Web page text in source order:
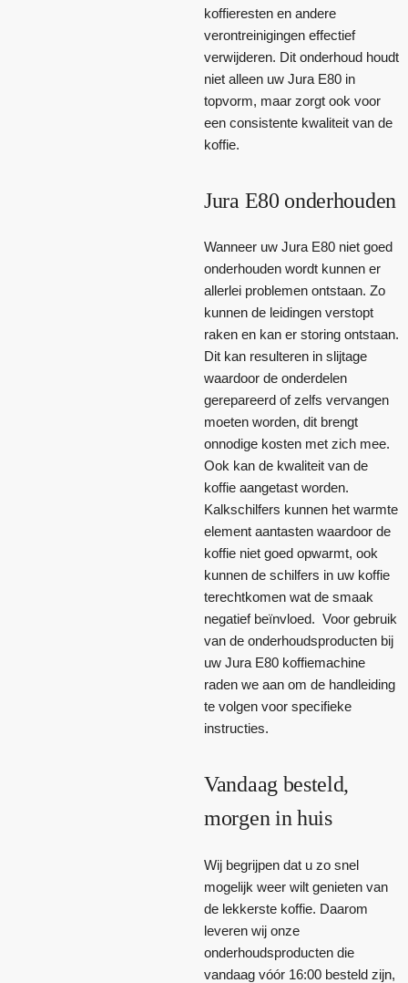
koffieresten en andere
verontreinigingen effectief
verwijderen. Dit onderhoud houdt
niet alleen uw Jura E80 in
topvorm, maar zorgt ook voor
een consistente kwaliteit van de
koffie.
Jura E80 onderhouden
Wanneer uw Jura E80 niet goed
onderhouden wordt kunnen er
allerlei problemen ontstaan. Zo
kunnen de leidingen verstopt
raken en kan er storing ontstaan.
Dit kan resulteren in slijtage
waardoor de onderdelen
gerepareerd of zelfs vervangen
moeten worden, dit brengt
onnodige kosten met zich mee.
Ook kan de kwaliteit van de
koffie aangetast worden.
Kalkschilfers kunnen het warmte
element aantasten waardoor de
koffie niet goed opwarmt, ook
kunnen de schilfers in uw koffie
terechtkomen wat de smaak
negatief beïnvloed. Voor gebruik
van de onderhoudsproducten bij
uw Jura E80 koffiemachine
raden we aan om de handleiding
te volgen voor specifieke
instructies.
Vandaag besteld,
morgen in huis
Wij begrijpen dat u zo snel
mogelijk weer wilt genieten van
de lekkerste koffie. Daarom
leveren wij onze
onderhoudsproducten die
vandaag vóór 16:00 besteld zijn,